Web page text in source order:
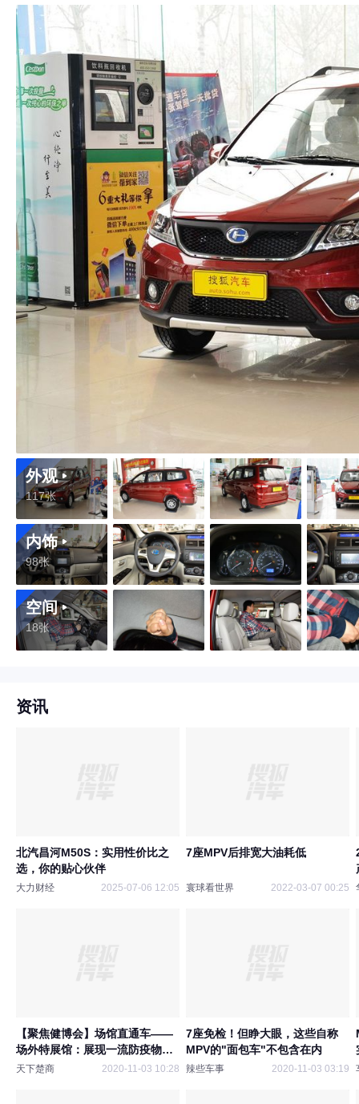
外观
117张
内饰
98张
空间
18张
资讯
北汽昌河M50S：实用性价比之
选，你的贴心伙伴
大力财经 2025-07-06 12:05
7座MPV后排宽大油耗低
寰球看世界 2022-03-07 00:25
【聚焦健博会】场馆直通车——
场外特展馆：展现一流防疫物资
运输方式
天下楚商 2020-11-03 10:28
7座免检！但睁大眼，这些自称
MPV的"面包车"不包含在内
辣些车事 2020-11-03 03:19